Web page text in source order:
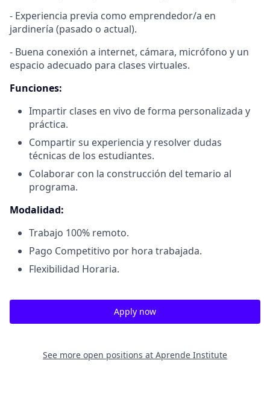
- Experiencia previa como emprendedor/a en
jardinería (pasado o actual).
- Buena conexión a internet, cámara, micrófono y un
espacio adecuado para clases virtuales.
Funciones:
Impartir clases en vivo de forma personalizada y
práctica.
Compartir su experiencia y resolver dudas
técnicas de los estudiantes.
Colaborar con la construcción del temario al
programa.
Modalidad:
Trabajo 100% remoto.
Pago Competitivo por hora trabajada.
Flexibilidad Horaria.
Apply now
See more open positions at Aprende Institute